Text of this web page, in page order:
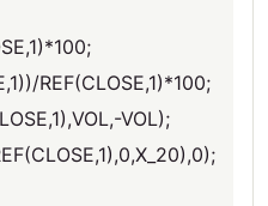
REF(CLOSE,1)*100;
VOL);